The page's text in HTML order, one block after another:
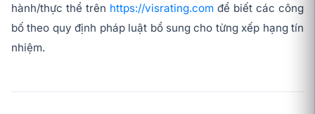
hành/thực thể trên https://visrating.com để biết các công
bố theo quy định pháp luật bổ sung cho từng xếp hạng tín
nhiệm.